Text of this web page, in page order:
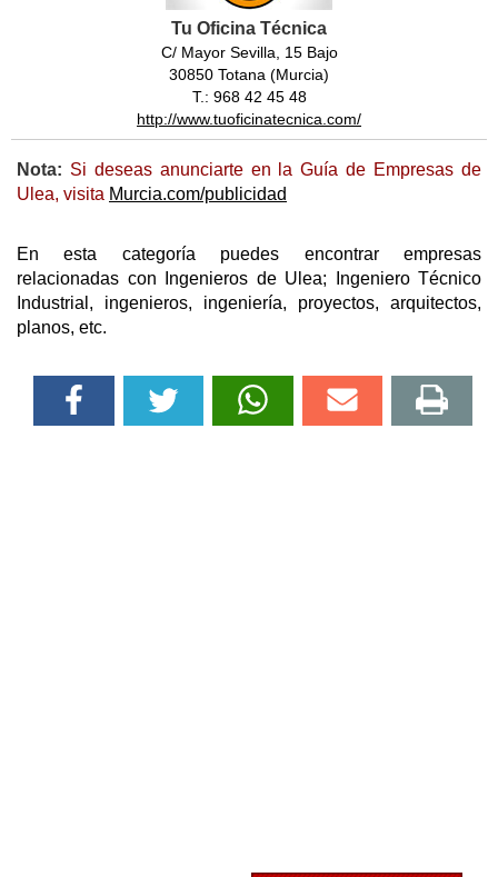
Tu Oficina Técnica
C/ Mayor Sevilla, 15 Bajo
30850 Totana (Murcia)
T.: 968 42 45 48
http://www.tuoficinatecnica.com/
Nota: Si deseas anunciarte en la Guía de Empresas de
Ulea, visita Murcia.com/publicidad
En esta categoría puedes encontrar empresas
relacionadas con Ingenieros de Ulea; Ingeniero Técnico
Industrial, ingenieros, ingeniería, proyectos, arquitectos,
planos, etc.